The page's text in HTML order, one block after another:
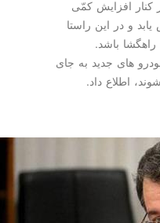
كمّی
این راستا
جدید به جای
داد.